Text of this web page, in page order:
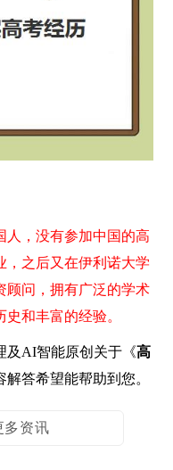
人，没有参加中国的高
，之后又在伊利诺大学
顾问，拥有广泛的学术
和丰富的经验。
及AI智能原创关于《高
解答希望能帮助到您。
多资讯